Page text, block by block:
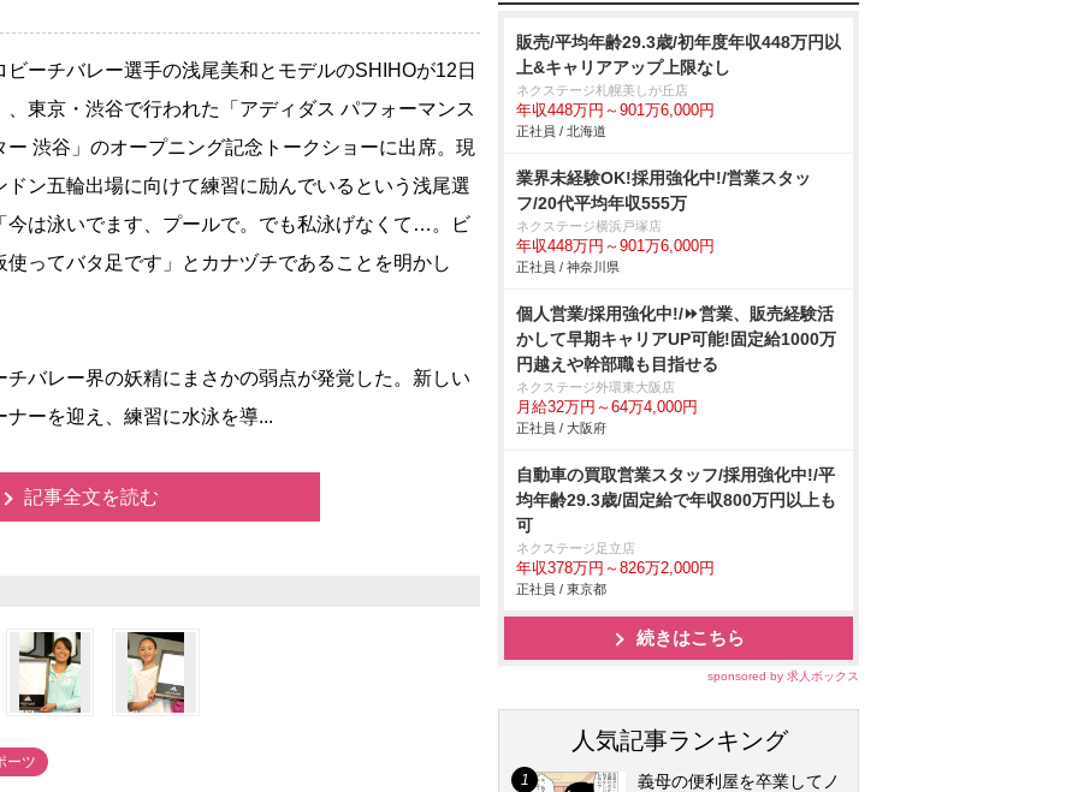
ーチバレー選手の浅尾美和とモデルのSHIHOが12日
、東京・渋谷で行われた「アディダス パフォーマンス
ー 渋谷」のオープニング記念トークショーに出席。現
ドン五輪出場に向けて練習に励んでいるという浅尾選
今は泳いでます、プールで。でも私泳げなくて…。ビ
使ってバタ足です」とカナヅチであることを明かし
バレー界の妖精にまさかの弱点が発覚した。新しい
ナーを迎え、練習に水泳を導...
記事全文を読む
ーツ
販売/平均年齢29.3歳/初年度年収448万円以
上&キャリアアップ上限なし
ネクステージ札幌美しが丘店
年収448万円～901万6,000円
正社員 / 北海道
業界未経験OK!採用強化中!/営業スタッ
フ/20代平均年収555万
ネクステージ横浜戸塚店
年収448万円～901万6,000円
正社員 / 神奈川県
個人営業/採用強化中!/⏩️営業、販売経験活
かして早期キャリアUP可能!固定給1000万
円越えや幹部職も目指せる
ネクステージ外環東大阪店
月給32万円～64万4,000円
正社員 / 大阪府
自動車の買取営業スタッフ/採用強化中!/平
均年齢29.3歳/固定給で年収800万円以上も
可
ネクステージ足立店
年収378万円～826万2,000円
正社員 / 東京都
続きはこちら
sponsored by 求人ボックス
人気記事ランキング
義母の便利屋を卒業してノ